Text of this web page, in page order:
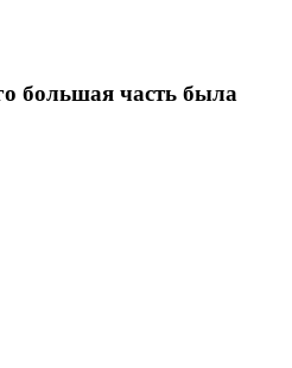
большая часть была